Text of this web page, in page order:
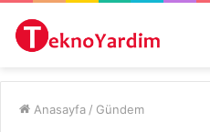
Anasayfa / Gündem